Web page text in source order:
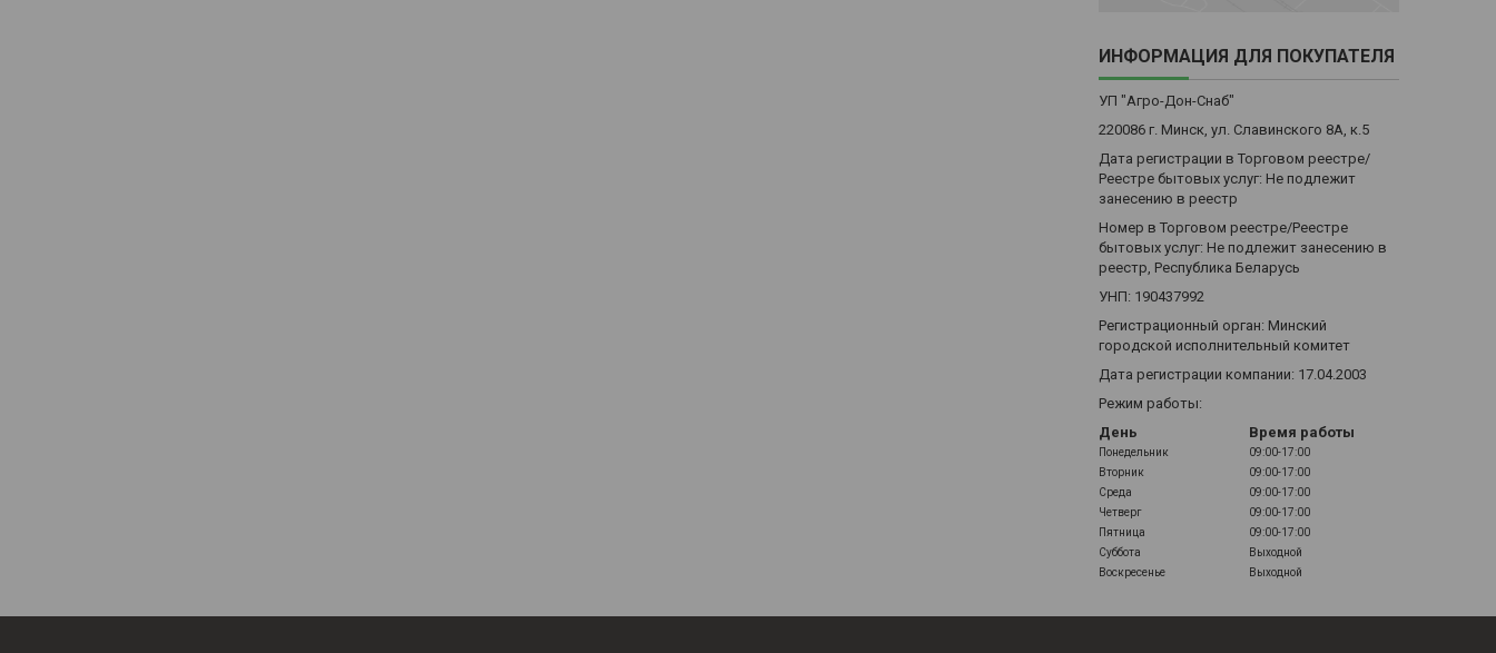
ИНФОРМАЦИЯ ДЛЯ ПОКУПАТЕЛЯ
УП "Агро-Дон-Снаб"
220086 г. Минск, ул. Славинского 8А, к.5
Дата регистрации в Торговом реестре/
Реестре бытовых услуг: Не подлежит
занесению в реестр
Номер в Торговом реестре/Реестре
бытовых услуг: Не подлежит занесению в
реестр, Республика Беларусь
УНП: 190437992
Регистрационный орган: Минский
городской исполнительный комитет
Дата регистрации компании: 17.04.2003
Режим работы:
День
Время работы
Понедельник
09:00-17:00
Вторник
09:00-17:00
Среда
09:00-17:00
Четверг
09:00-17:00
Пятница
09:00-17:00
Суббота
Выходной
Воскресенье
Выходной